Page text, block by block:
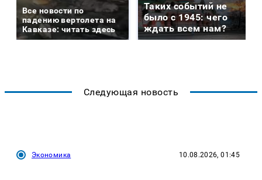
Все новости по
падению вертолета на
Кавказе: читать здесь
Таких событий не
было с 1945: чего
ждать всем нам?
Следующая новость
Экономика 10.08.2026, 01:45